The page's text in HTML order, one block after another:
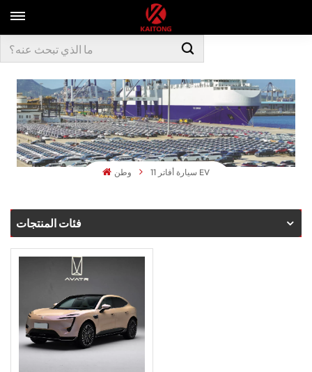
وطن سيارة أفاتر 11 EV
فئات المنتجات